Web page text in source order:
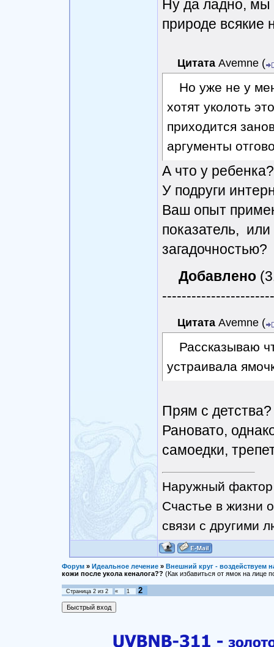
Ну да ладно, мы
природе всякие
Цитата Avemne (
Но уже не у
хотят уколоть
приходится
аргументы
А что у ребенка?
У подруги
Ваш опыт
показатель,
загадочностью?
Добавлено
Цитата Avemne (
Рассказываю
устраивала
Прям с детства?
Рановато,
самоедки,
Наружный фактор
Счастье в жизни
связи с другими
Форум » Идеальное лечение » Внешний круг - воздействуем
кожи после укола кеналога?? (Как избавиться от ямок на лице
Страница 2 из 2 « 1 2